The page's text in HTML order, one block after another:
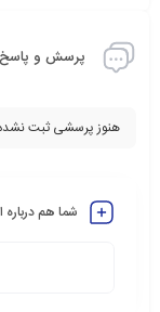
پرسش و پاسخ
هنوز پرسشی ثبت
شما هم